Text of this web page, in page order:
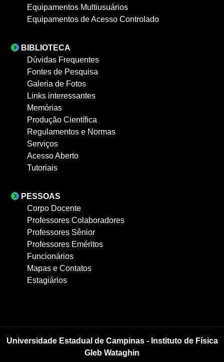
Equipamentos Multiusuários
Equipamentos de Acesso Controlado
BIBLIOTECA
Dúvidas Frequentes
Fontes de Pesquisa
Galeria de Fotos
Links interessantes
Memórias
Produção Científica
Regulamentos e Normas
Serviços
Acesso Aberto
Tutoriais
PESSOAS
Corpo Docente
Professores Colaboradores
Professores Sênior
Professores Eméritos
Funcionários
Mapas e Contatos
Estagiários
Universidade Estadual de Campinas - Instituto de Física
Gleb Wataghin